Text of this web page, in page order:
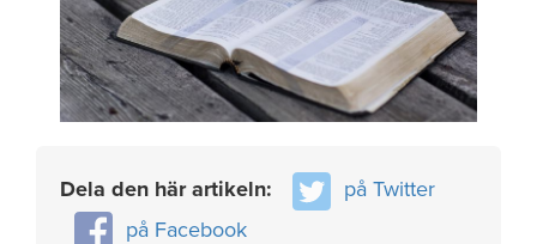
Dela den här artikeln:
på Twitter
på Facebook